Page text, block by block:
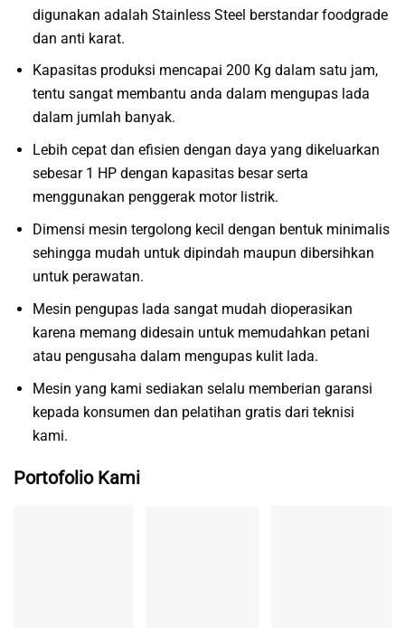
digunakan adalah Stainless Steel berstandar foodgrade
dan anti karat.
Kapasitas produksi mencapai 200 Kg dalam satu jam,
tentu sangat membantu anda dalam mengupas lada
dalam jumlah banyak.
Lebih cepat dan efisien dengan daya yang dikeluarkan
sebesar 1 HP dengan kapasitas besar serta
menggunakan penggerak motor listrik.
Dimensi mesin tergolong kecil dengan bentuk minimalis
sehingga mudah untuk dipindah maupun dibersihkan
untuk perawatan.
Mesin pengupas lada sangat mudah dioperasikan
karena memang didesain untuk memudahkan petani
atau pengusaha dalam mengupas kulit lada.
Mesin yang kami sediakan selalu memberian garansi
kepada konsumen dan pelatihan gratis dari teknisi
kami.
Portofolio Kami